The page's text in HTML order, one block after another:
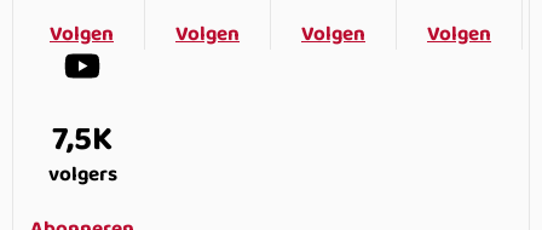
Volgen
Volgen
Volgen
Volgen
7,5K
volgers